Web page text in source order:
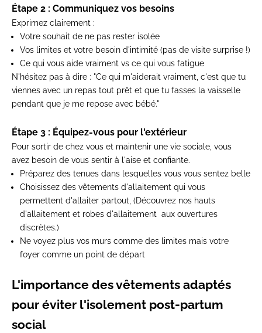
Étape 2 : Communiquez vos besoins
Exprimez clairement :
Votre souhait de ne pas rester isolée
Vos limites et votre besoin d'intimité (pas de visite surprise !)
Ce qui vous aide vraiment vs ce qui vous fatigue
N'hésitez pas à dire : "Ce qui m'aiderait vraiment, c'est que tu
viennes avec un repas tout prêt et que tu fasses la vaisselle
pendant que je me repose avec bébé."
Étape 3 : Équipez-vous pour l'extérieur
Pour sortir de chez vous et maintenir une vie sociale, vous
avez besoin de vous sentir à l'aise et confiante.
Préparez des tenues dans lesquelles vous vous sentez belle
Choisissez des vêtements d'allaitement qui vous
permettent d'allaiter partout, (Découvrez nos hauts
d'allaitement et robes d'allaitement aux ouvertures
discrètes.)
Ne voyez plus vos murs comme des limites mais votre
foyer comme un point de départ
L'importance des vêtements adaptés
pour éviter l'isolement post-partum
social